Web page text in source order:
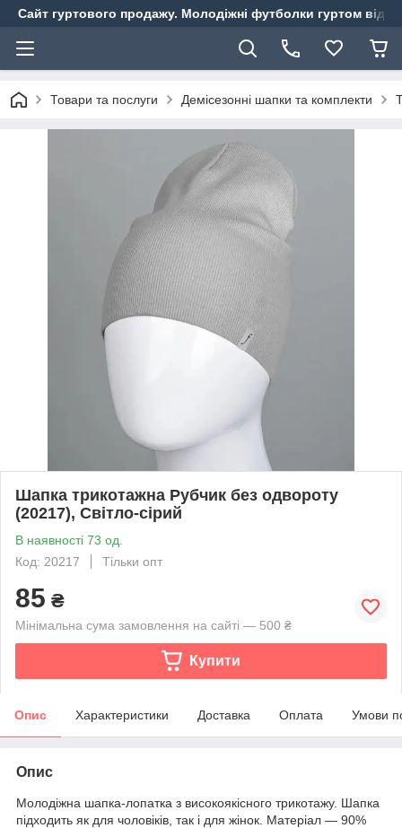
Сайт гуртового продажу. Молодіжні футболки гуртом від
Товари та послуги Демісезонні шапки та комплекти
Шапка трикотажна Рубчик без одвороту
(20217), Світло-сірий
В наявності 73 од.
Код: 20217
Тільки опт
85 ₴
Мінімальна сума замовлення на сайті — 500 ₴
Купити
Опис Характеристики Доставка Оплата Умови
Опис
Молодіжна шапка-лопатка з високоякісного трикотажу. Шапка
підходить як для чоловіків, так і для жінок. Матеріал ― 90%